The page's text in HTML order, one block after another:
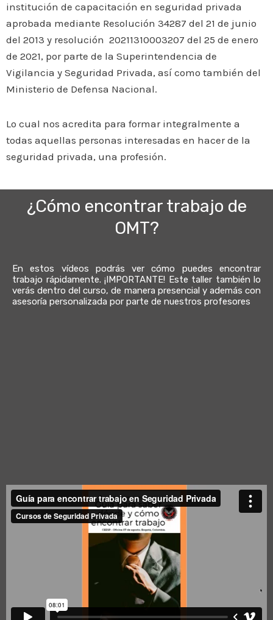
institución de capacitación en seguridad privada
aprobada mediante Resolución 34287 del 21 de junio
del 2013 y resolución 20211310003207 del 25 de enero
de 2021, por parte de la Superintendencia de
Vigilancia y Seguridad Privada, así como también del
Ministerio de Defensa Nacional.
Lo cual nos acredita para formar integralmente a
todas aquellas personas interesadas en hacer de la
seguridad privada, una profesión.
¿Cómo encontrar trabajo de
OMT?
En estos vídeos podrás ver cómo puedes encontrar
trabajo rápidamente. ¡IMPORTANTE! Este taller también lo
verás dentro del curso, de manera presencial y además con
asesoría personalizada por parte de nuestros profesores